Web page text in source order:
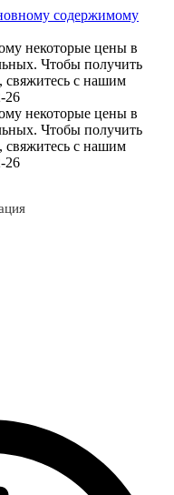
содержимому
некоторые цены в
Чтобы получить
с нашим
26
некоторые цены в
Чтобы получить
с нашим
26